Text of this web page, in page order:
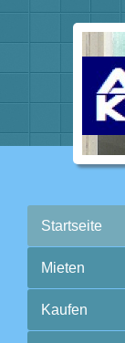
Startseite
Mieten
Kaufen